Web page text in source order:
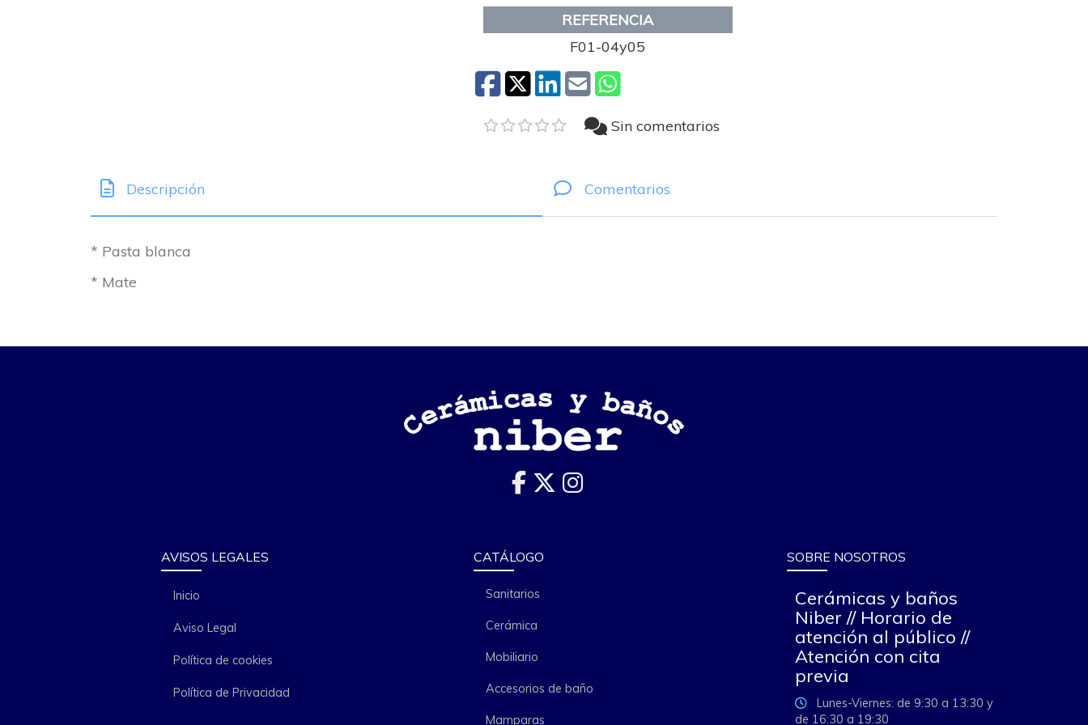
REFERENCIA
F01-04y05
Sin comentarios
Descripción Comentarios
* Pasta blanca
* Mate
AVISOS LEGALES
Inicio
Aviso Legal
Política de cookies
Política de Privacidad
CATÁLOGO
Sanitarios
Cerámica
Mobiliario
Accesorios de baño
Mamparas
SOBRE NOSOTROS
Cerámicas y baños
Niber // Horario de
atención al público //
Atención con cita
previa
Lunes-Viernes: de 9:30 a 13:30 y
de 16:30 a 19:30